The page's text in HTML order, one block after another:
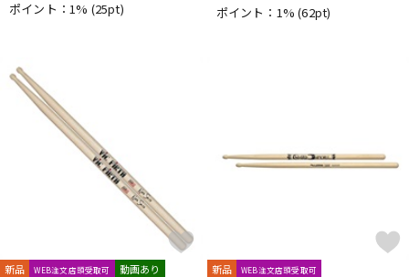
ポイント：1% (25pt) ポイント：1%(62pt)
新品 WEB注文店頭受取可 動画あり 新品 WEB注文店頭受取可